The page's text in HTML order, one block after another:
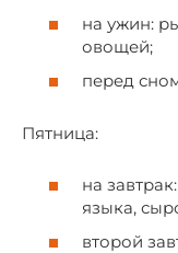
на ужин:
овощей;
перед
Пятница:
на
языка,
второй